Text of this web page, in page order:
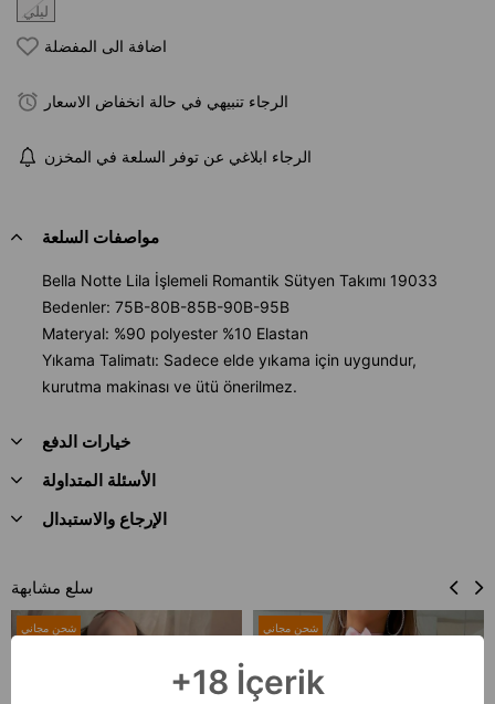
ليلي
اضافة الى المفضلة
الرجاء تنبيهي في حالة انخفاض الاسعار
الرجاء ابلاغي عن توفر السلعة في المخزن
مواصفات السلعة
Bella Notte Lila İşlemeli Romantik Sütyen Takımı 19033
Bedenler: 75B-80B-85B-90B-95B
Materyal: %90 polyester %10 Elastan
Yıkama Talimatı: Sadece elde yıkama için uygundur,
kurutma makinası ve ütü önerilmez.
خيارات الدفع
الأسئلة المتداولة
الإرجاع والاستبدال
سلع مشابهة
شحن مجاني شحن مجاني
+18 İçerik